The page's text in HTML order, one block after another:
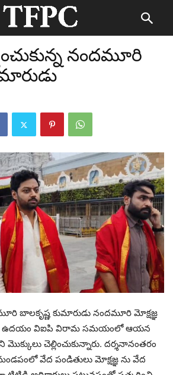
నందమూరి
బాలకృష్ణ కుమారుడు నందమూరి మోక్షజ్ఞ
ఉదయం విఐపి విరామ సమయంలో ఆయన
చెల్లించుకున్నారు. దర్శనానంతరం
వేద పండితులు మోక్షజ్ఞ ను వేద